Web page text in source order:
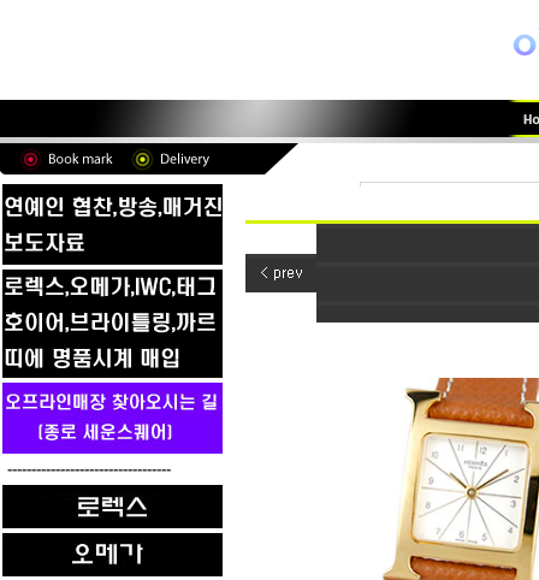
----------------------------------